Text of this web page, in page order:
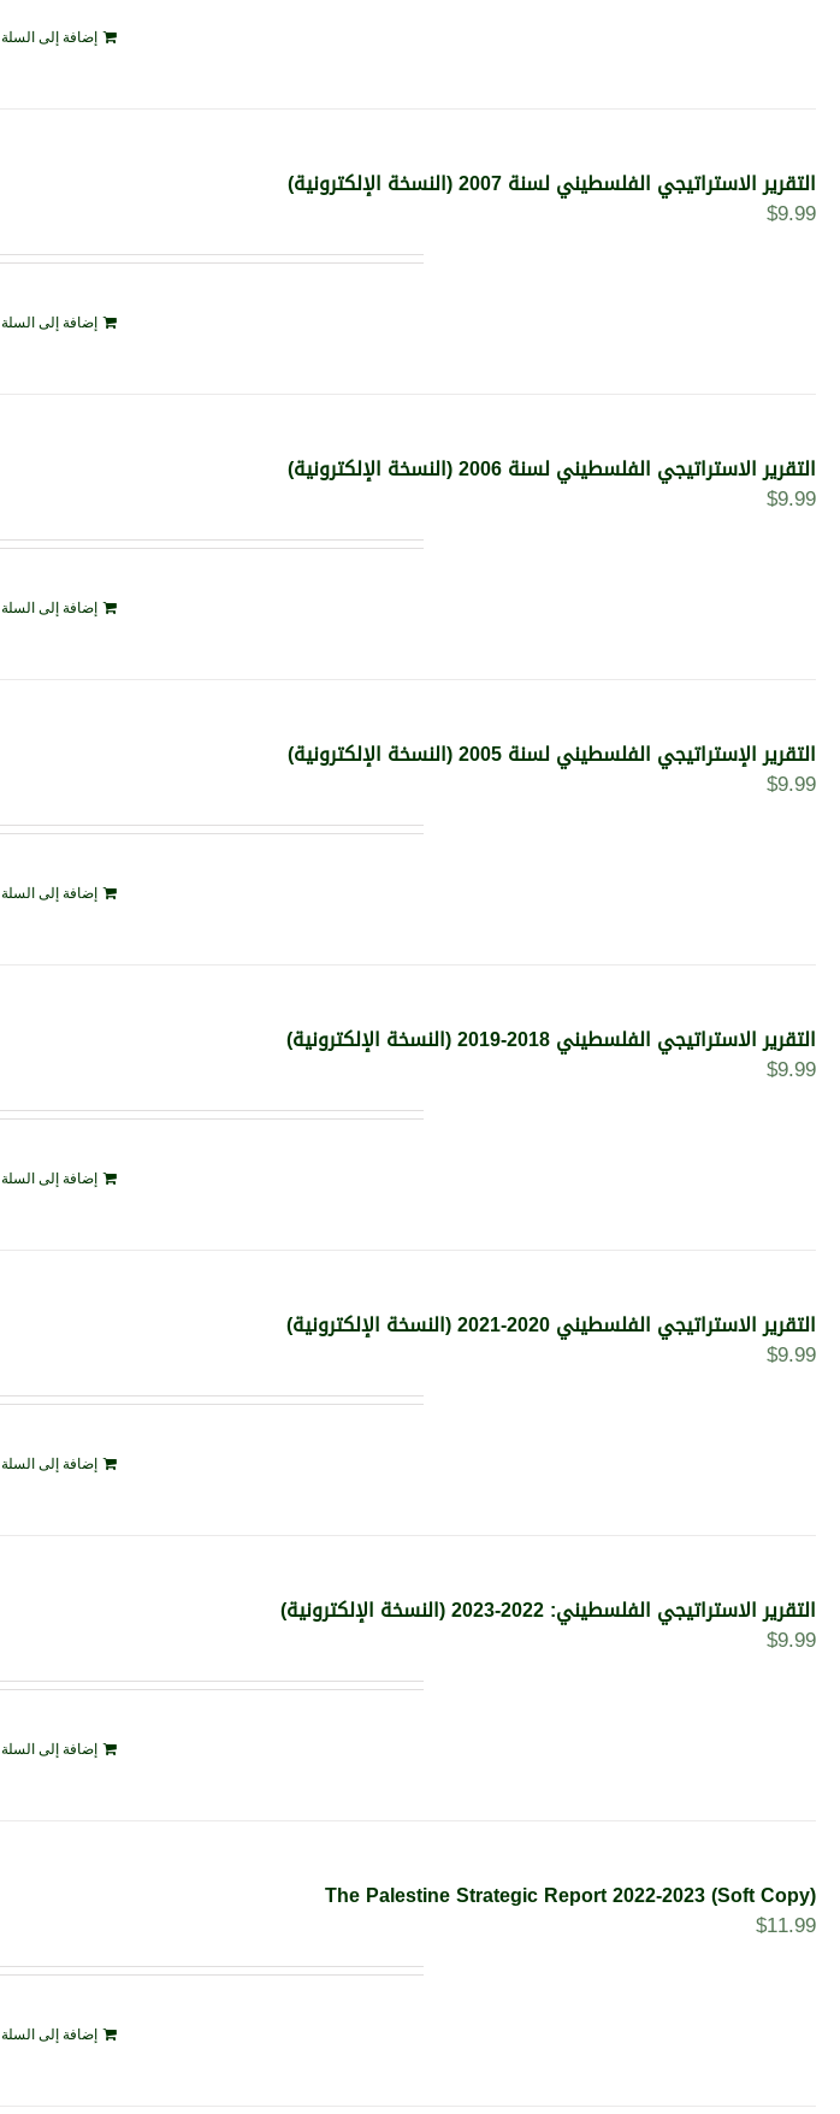
إضافة إلى السلة
التقرير الاستراتيجي الفلسطيني لسنة 2007 (النسخة الإلكترونية)
$9.99
إضافة إلى السلة
التقرير الاستراتيجي الفلسطيني لسنة 2006 (النسخة الإلكترونية)
$9.99
إضافة إلى السلة
التقرير الإستراتيجي الفلسطيني لسنة 2005 (النسخة الإلكترونية)
$9.99
إضافة إلى السلة
التقرير الاستراتيجي الفلسطيني 2018-2019 (النسخة الإلكترونية)
$9.99
إضافة إلى السلة
التقرير الاستراتيجي الفلسطيني 2020-2021 (النسخة الإلكترونية)
$9.99
إضافة إلى السلة
التقرير الاستراتيجي الفلسطيني: 2022-2023 (النسخة الإلكترونية)
$9.99
إضافة إلى السلة
The Palestine Strategic Report 2022-2023 (Soft Copy)
$11.99
إضافة إلى السلة